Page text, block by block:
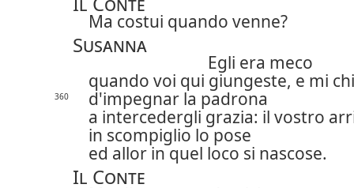
Ma costui quando venne?
Susanna
Egli era meco
quando voi qui giungeste, e mi
360
d'impegnar la padrona
a intercedergli grazia: il vostro
in scompiglio lo pose
ed allor in quel loco si nascose.
Il Conte